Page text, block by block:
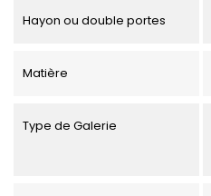
Hayon ou double portes
Matière
Type de Galerie